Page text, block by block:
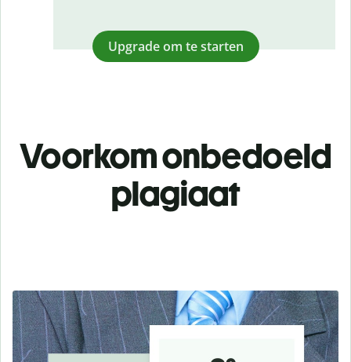
Upgrade om te starten
Voorkom onbedoeld
plagiaat